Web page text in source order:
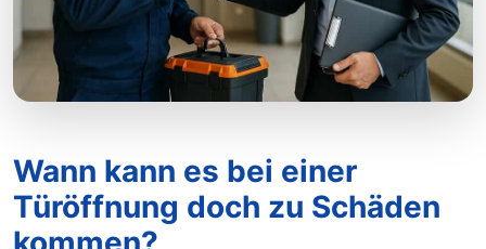
Wann kann es bei einer
Türöffnung doch zu Schäden